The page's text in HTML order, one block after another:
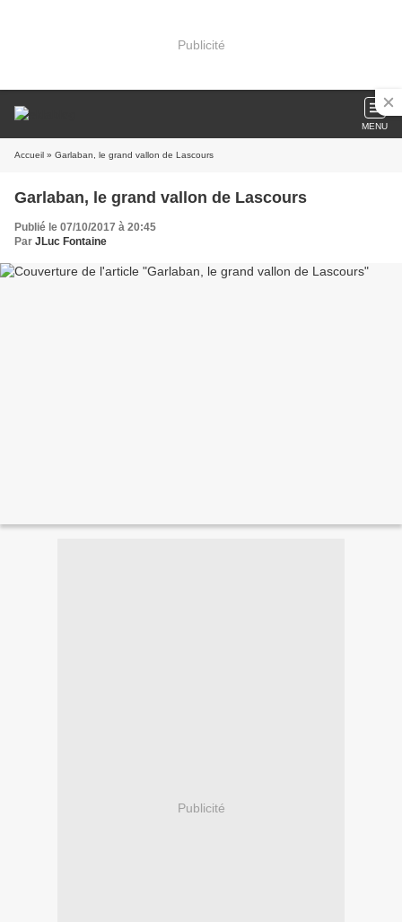
Publicité
MENU
Accueil » Garlaban, le grand vallon de Lascours
Garlaban, le grand vallon de Lascours
Publié le 07/10/2017 à 20:45
Par JLuc Fontaine
Publicité